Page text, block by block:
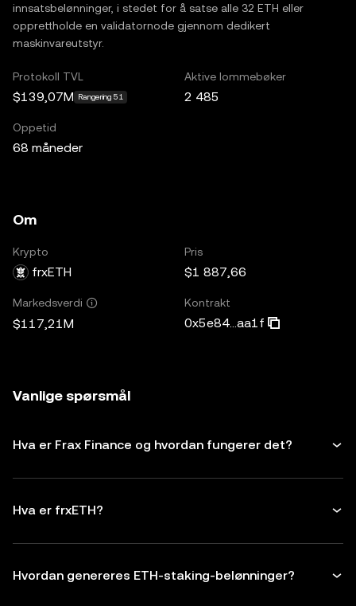
innsatsbelønninger, i stedet for å satse alle 32 ETH eller
opprettholde en validatornode gjennom dedikert
maskinvareutstyr.
Protokoll TVL
$139,07M Rangering 51
Aktive lommebøker
2 485
Oppetid
68 måneder
Om
Krypto
frxETH
Pris
$1 887,66
Markedsverdi
$117,21M
Kontrakt
0x5e84...aa1f
Vanlige spørsmål
Hva er Frax Finance og hvordan fungerer det?
Hva er frxETH?
Hvordan genereres ETH-staking-belønninger?